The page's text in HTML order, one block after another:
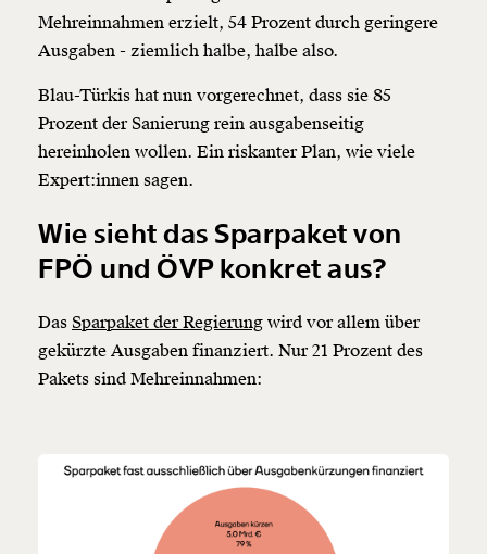
Mehreinnahmen erzielt, 54 Prozent durch geringere
Ausgaben - ziemlich halbe, halbe also.
Blau-Türkis hat nun vorgerechnet, dass sie 85
Prozent der Sanierung rein ausgabenseitig
hereinholen wollen. Ein riskanter Plan, wie viele
Expert:innen sagen.
Wie sieht das Sparpaket von
FPÖ und ÖVP konkret aus?
Das Sparpaket der Regierung wird vor allem über
gekürzte Ausgaben finanziert. Nur 21 Prozent des
Pakets sind Mehreinnahmen: